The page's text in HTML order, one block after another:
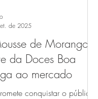
de Morango &
da Doces Boa
ao mercado
conquistar o público
de 2025